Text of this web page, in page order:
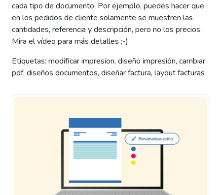
cada tipo de documento. Por ejemplo, puedes hacer que
en los pedidos de cliente solamente se muestren las
cantidades, referencia y descripción, pero no los precios.
Mira el vídeo para más detalles ;-)
Etiquetas: modificar impresion, diseño impresión, cambiar
pdf, diseños documentos, diseñar factura, layout facturas